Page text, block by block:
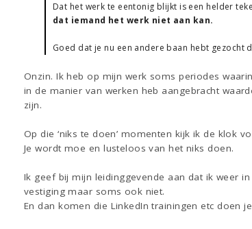
Dat het werk te eentonig blijkt is een helder
dat iemand het werk niet aan kan.
Goed dat je nu een andere baan hebt gezocht
Onzin. Ik heb op mijn werk soms periodes
in de manier van werken heb aangebracht
zijn.
Op die ‘niks te doen’ momenten kijk ik de klok
Je wordt moe en lusteloos van het niks doen.
Ik geef bij mijn leidinggevende aan dat ik weer
vestiging maar soms ook niet.
En dan komen die LinkedIn trainingen etc doen